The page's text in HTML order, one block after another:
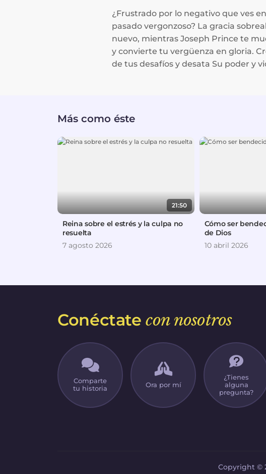
¿Frustrado por lo negativo que ves
pasado vergonzoso? La gracia
nuevo, mientras Joseph Prince te
y convierte tu vergüenza en gloria.
de tus desafíos y desata Su poder y
Más como éste
21:50
Reina sobre el estrés y la culpa no
resuelta
7 agosto 2026
Cómo ser
de Dios
10 abril 2026
Conéctatecon nosotros
Comparte
tu historia
Ora por mí
¿Tienes
alguna
pregunta?
Copyright ©